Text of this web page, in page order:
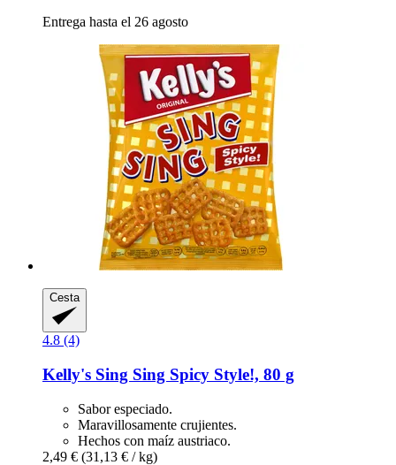
Entrega hasta el 26 agosto
Cesta
4.8 (4)
Kelly's Sing Sing Spicy Style!, 80 g
Sabor especiado.
Maravillosamente crujientes.
Hechos con maíz austriaco.
2,49 € (31,13 € / kg)